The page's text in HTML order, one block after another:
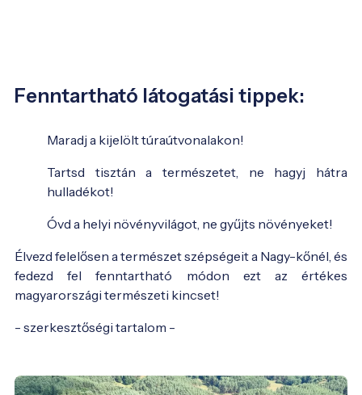
Fenntartható látogatási tippek:
Maradj a kijelölt túraútvonalakon!
Tartsd tisztán a természetet, ne hagyj hátra
hulladékot!
Óvd a helyi növényvilágot, ne gyűjts növényeket!
Élvezd felelősen a természet szépségeit a Nagy-kőnél, és
fedezd fel fenntartható módon ezt az értékes
magyarországi természeti kincset!
- szerkesztőségi tartalom -